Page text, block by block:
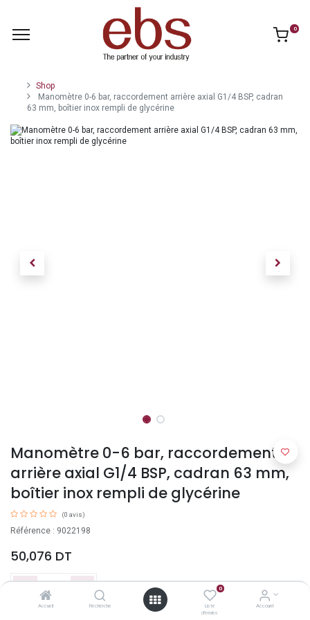
Accueil Recherche
0
Liste
d'envies
Account
0
Shop
Manomètre 0-6 bar, raccordement arrière axial G1/4 BSP, cadran
63 mm, boîtier inox rempli de glycérine
Manomètre 0-6 bar, raccordement
arrière axial G1/4 BSP, cadran 63 mm,
boîtier inox rempli de glycérine
(0 avis)
Référence : 9022198
50,076 DT